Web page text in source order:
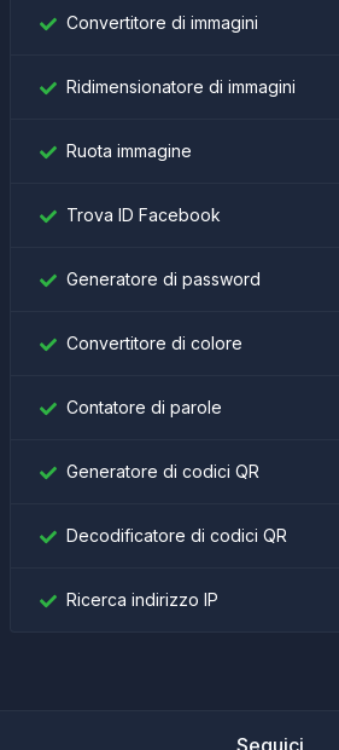
Convertitore di immagini
Ridimensionatore di immagini
Ruota immagine
Trova ID Facebook
Generatore di password
Convertitore di colore
Contatore di parole
Generatore di codici QR
Decodificatore di codici QR
Ricerca indirizzo IP
Seguici